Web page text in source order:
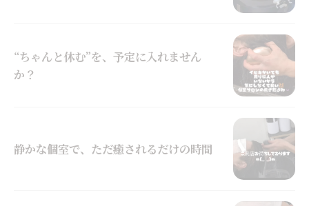
“ちゃんと休む”を、予定に入れません
か？
静かな個室で、ただ癒されるだけの時間